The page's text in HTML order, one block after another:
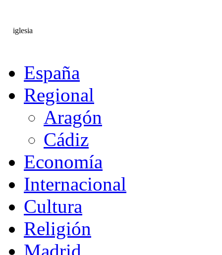
iglesia
España
Regional
Aragón
Cádiz
Economía
Internacional
Cultura
Religión
Madrid